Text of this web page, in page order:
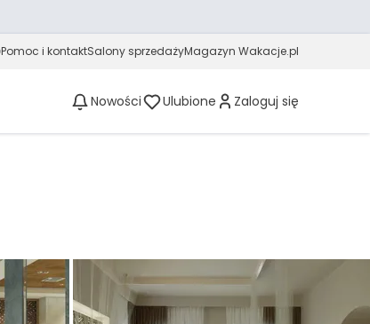
Pomoc i kontaktSalony sprzedażyMagazyn Wakacje.pl
Nowości Ulubione Zaloguj się